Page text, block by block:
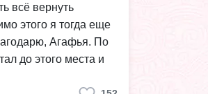
всё вернуть
этого я тогда еще
Агафья. По
до этого места и